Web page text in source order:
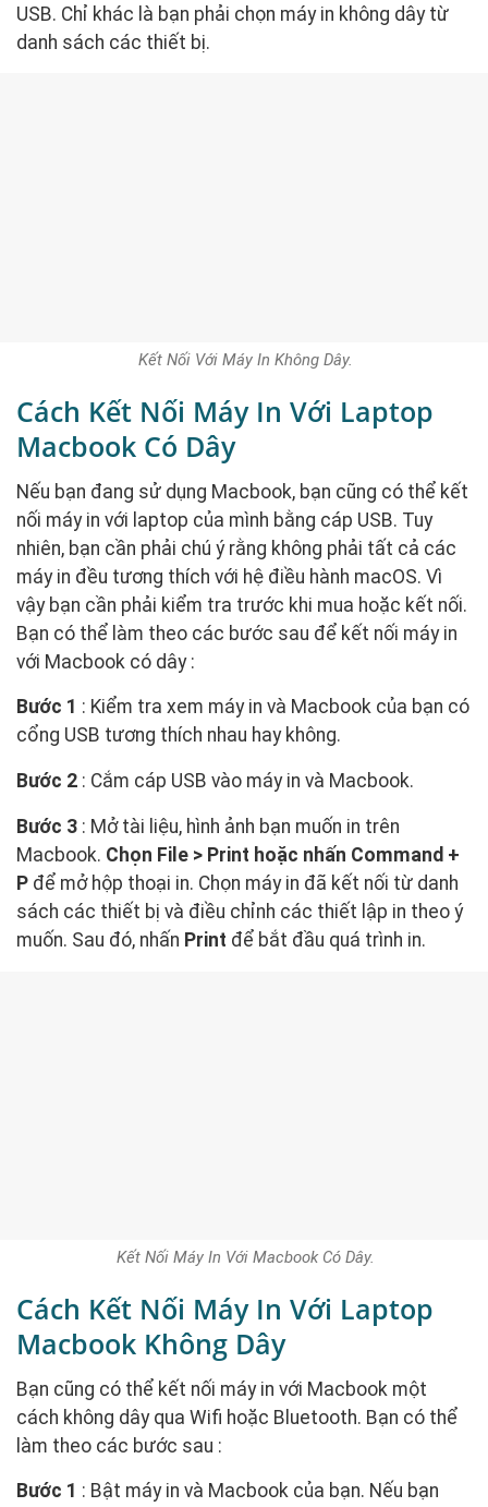
USB. Chỉ khác là bạn phải chọn máy in không dây từ
danh sách các thiết bị.
Kết Nối Với Máy In Không Dây.
Cách Kết Nối Máy In Với Laptop
Macbook Có Dây
Nếu bạn đang sử dụng Macbook, bạn cũng có thể kết
nối máy in với laptop của mình bằng cáp USB. Tuy
nhiên, bạn cần phải chú ý rằng không phải tất cả các
máy in đều tương thích với hệ điều hành macOS. Vì
vậy bạn cần phải kiểm tra trước khi mua hoặc kết nối.
Bạn có thể làm theo các bước sau để kết nối máy in
với Macbook có dây :
Bước 1 : Kiểm tra xem máy in và Macbook của bạn có
cổng USB tương thích nhau hay không.
Bước 2 : Cắm cáp USB vào máy in và Macbook.
Bước 3 : Mở tài liệu, hình ảnh bạn muốn in trên
Macbook. Chọn File > Print hoặc nhấn Command +
P để mở hộp thoại in. Chọn máy in đã kết nối từ danh
sách các thiết bị và điều chỉnh các thiết lập in theo ý
muốn. Sau đó, nhấn Print để bắt đầu quá trình in.
Kết Nối Máy In Với Macbook Có Dây.
Cách Kết Nối Máy In Với Laptop
Macbook Không Dây
Bạn cũng có thể kết nối máy in với Macbook một
cách không dây qua Wifi hoặc Bluetooth. Bạn có thể
làm theo các bước sau :
Bước 1 : Bật máy in và Macbook của bạn. Nếu bạn